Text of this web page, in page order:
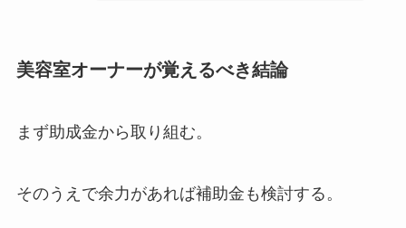
美容室オーナーが覚えるべき結論
まず助成金から取り組む。
そのうえで余力があれば補助金も検討する。